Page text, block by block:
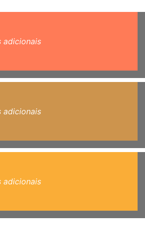
adicionais
adicionais
adicionais